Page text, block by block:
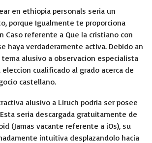
en ethiopia personals seria un
porque Igualmente te proporciona
Caso referente a Que la cristiano con
haya verdaderamente activa. Debido an
alusivo a observacion especialista
cualificado al grado acerca de
castellano.
alusivo a Liruch podri­a ser posee
seri­a descargada gratuitamente de
(Jamas vacante referente a iOs), su
intuitiva desplazandolo hacia